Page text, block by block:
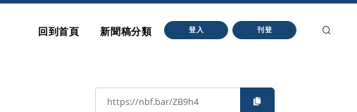
回到首頁 新聞稿分類 登入 刊登